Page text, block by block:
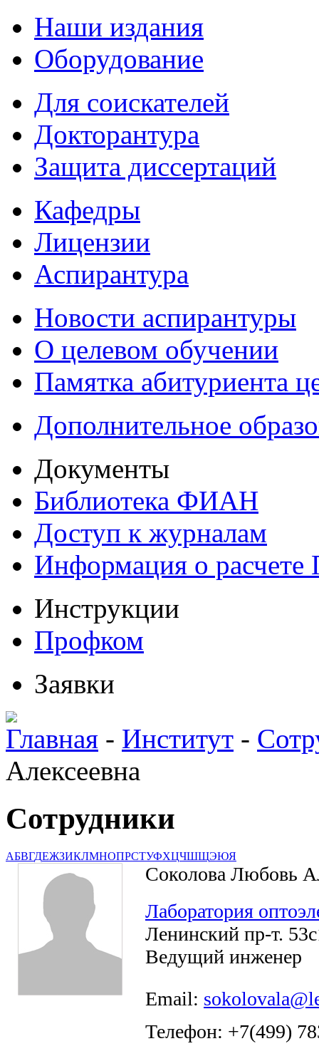
Наши издания
Оборудование
Для соискателей
Докторантура
Защита диссертаций
Кафедры
Лицензии
Аспирантура
Новости аспирантуры
О целевом обучении
Памятка абитуриента
Дополнительное
Документы
Библиотека ФИАН
Доступ к журналам
Информация о
Инструкции
Профком
Заявки
Главная - Институт -
Алексеевна
Сотрудники
АБВГДЕЖЗИКЛМНОПРСТУФХЦЧШЩЭЮЯ
Соколова Любовь
Лаборатория
Ленинский пр-т.
Ведущий инженер
Email:
Телефон: +7(499)